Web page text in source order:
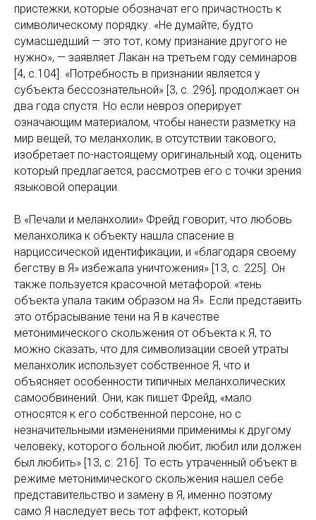
пристежки, которые обозначат его причастность к
символическому порядку. «Не думайте, будто
сумасшедший — это тот, кому признание другого не
нужно», — заявляет Лакан на третьем году семинаров
[4, с.104]. «Потребность в признании является у
субъекта бессознательной» [3, с. 296], продолжает он
два года спустя. Но если невроз оперирует
означающим материалом, чтобы нанести разметку на
мир вещей, то меланхолик, в отсутствии такового,
изобретает по-настоящему оригинальный ход, оценить
который предлагается, рассмотрев его с точки зрения
языковой операции.
В «Печали и меланхолии» Фрейд говорит, что любовь
меланхолика к объекту нашла спасение в
нарциссической идентификации, и «благодаря своему
бегству в Я» избежала уничтожения» [13, с. 225]. Он
также пользуется красочной метафорой: «тень
объекта упала таким образом на Я». Если представить
это отбрасывание тени на Я в качестве
метонимического скольжения от объекта к Я, то
можно сказать, что для символизации своей утраты
меланхолик использует собственное Я, что и
объясняет особенности типичных меланхолических
самообвинений. Они, как пишет Фрейд, «мало
относятся к его собственной персоне, но с
незначительными изменениями применимы к другому
человеку, которого больной любит, любил или должен
был любить» [13, с. 216]. То есть утраченный объект в
режиме метонимического скольжения нашел себе
представительство и замену в Я, именно поэтому
само Я наследует весь тот аффект, который